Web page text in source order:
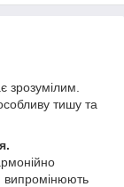
зрозумілим.
тишу та
випромінюють